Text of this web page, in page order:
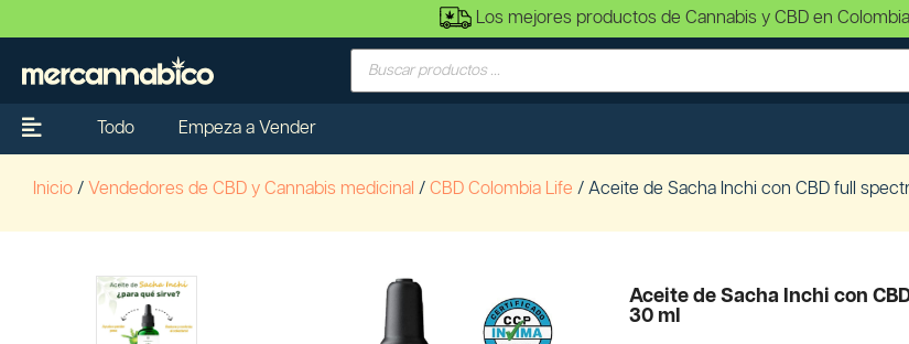
Los mejores productos de Cannabis y CBD en
Todo Empeza a Vender
Inicio / Vendedores de CBD y Cannabis medicinal / CBD Colombia Life / Aceite de Sacha Inchi con CBD full
Aceite de Sacha Inchi con
30 ml